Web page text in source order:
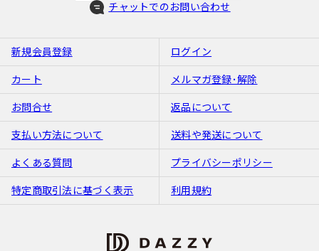
チャットでのお問い合わせ
新規会員登録 ログイン
カート メルマガ登録･解除
お問合せ 返品について
支払い方法について 送料や発送について
よくある質問 プライバシーポリシー
特定商取引法に基づく表示 利用規約